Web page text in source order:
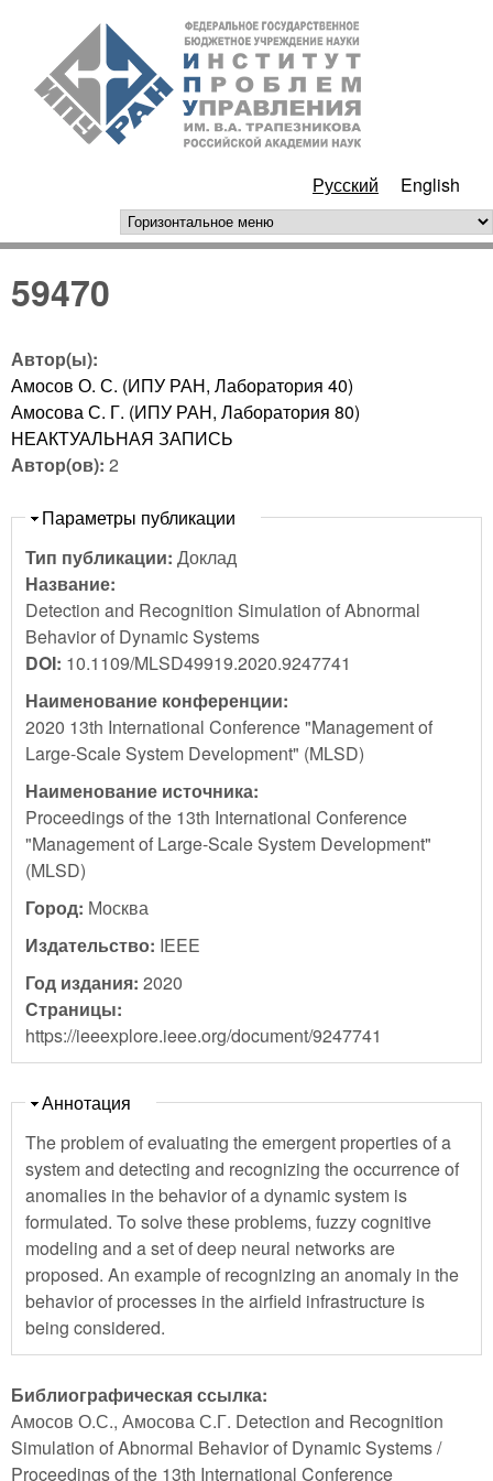
Перейти к основному
содержанию
РАН
Русский English
горизонтальное меню
59470
Автор(ы):
Амосов О. С. (ИПУ РАН, Лаборатория 40)
Амосова С. Г. (ИПУ РАН, Лаборатория 80)
НЕАКТУАЛЬНАЯ ЗАПИСЬ
Автор(ов): 2
Скрыть
Параметры публикации
Тип публикации: Доклад
Название:
Detection and Recognition Simulation of Abnormal
Behavior of Dynamic Systems
DOI: 10.1109/MLSD49919.2020.9247741
Наименование конференции:
2020 13th International Conference "Management of
Large-Scale System Development" (MLSD)
Наименование источника:
Proceedings of the 13th International Conference
"Management of Large-Scale System Development"
(MLSD)
Город: Москва
Издательство: IEEE
Год издания: 2020
Страницы:
https://ieeexplore.ieee.org/document/9247741
Скрыть
Аннотация
The problem of evaluating the emergent properties of a
system and detecting and recognizing the occurrence of
anomalies in the behavior of a dynamic system is
formulated. To solve these problems, fuzzy cognitive
modeling and a set of deep neural networks are
proposed. An example of recognizing an anomaly in the
behavior of processes in the airfield infrastructure is
being considered.
Библиографическая ссылка:
Амосов О.С., Амосова С.Г. Detection and Recognition
Simulation of Abnormal Behavior of Dynamic Systems /
Proceedings of the 13th International Conference